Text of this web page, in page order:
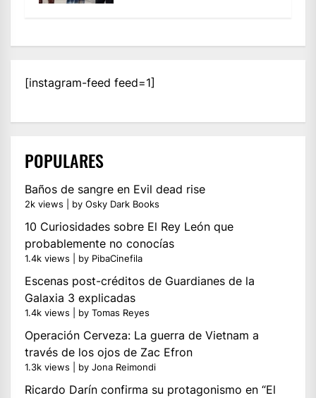
[instagram-feed feed=1]
POPULARES
Baños de sangre en Evil dead rise
2k views by Osky Dark Books
10 Curiosidades sobre El Rey León que
probablemente no conocías
1.4k views by PibaCinefila
Escenas post-créditos de Guardianes de la
Galaxia 3 explicadas
1.4k views by Tomas Reyes
Operación Cerveza: La guerra de Vietnam a
través de los ojos de Zac Efron
1.3k views by Jona Reimondi
Ricardo Darín confirma su protagonismo en “El